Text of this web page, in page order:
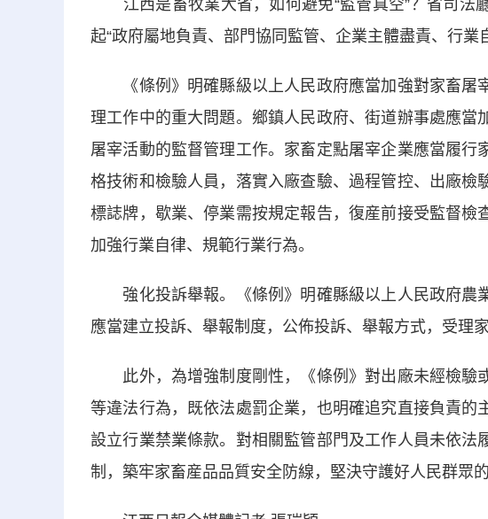
江西是畜牧業大省，如何避免“監管真空”？省司法
起“政府屬地負責、部門協同監管、企業主體盡責、行業
《條例》明確縣級以上人民政府應當加強對家畜屠
理工作中的重大問題。鄉鎮人民政府、街道辦事處應當
屠宰活動的監督管理工作。家畜定點屠宰企業應當履
格技術和檢驗人員，落實入廠查驗、過程管控、出廠檢
標誌牌，歇業、停業需按規定報告，復産前接受監督檢
加強行業自律、規範行業行為。
強化投訴舉報。《條例》明確縣級以上人民政府農
應當建立投訴、舉報制度，公佈投訴、舉報方式，受理
此外，為增強制度剛性，《條例》對出廠未經檢驗
等違法行為，既依法處罰企業，也明確追究直接負責的
設立行業禁業條款。對相關監管部門及工作人員未依
制，築牢家畜産品品質安全防線，堅決守護好人民群眾的“